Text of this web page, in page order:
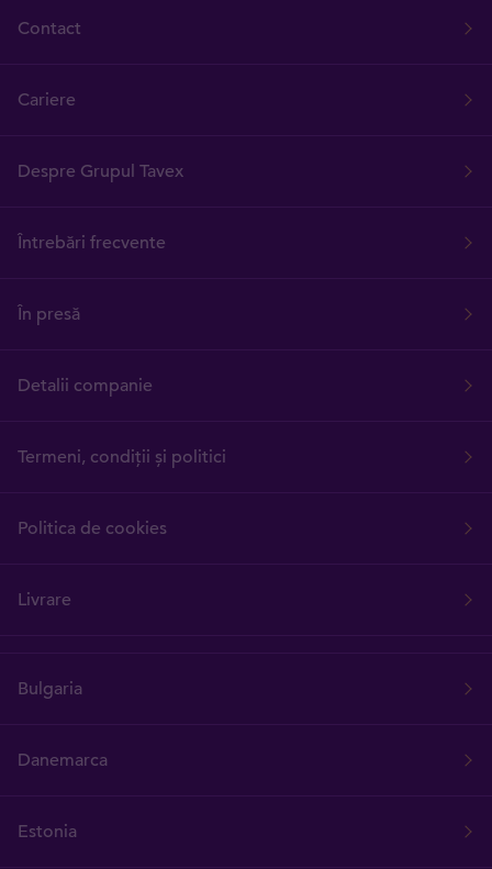
Contact
Cariere
Despre Grupul Tavex
Întrebări frecvente
În presă
Detalii companie
Termeni, condiții și politici
Politica de cookies
Livrare
Bulgaria
Danemarca
Estonia